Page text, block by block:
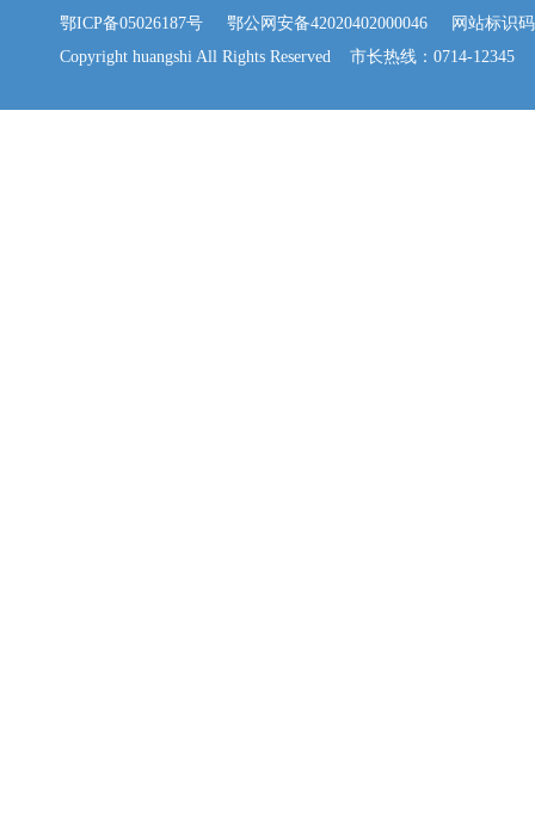
鄂ICP备05026187号
鄂公网安备42020402000046 网站标识码
Copyright huangshi All Rights Reserved 市长热线：0714-12345